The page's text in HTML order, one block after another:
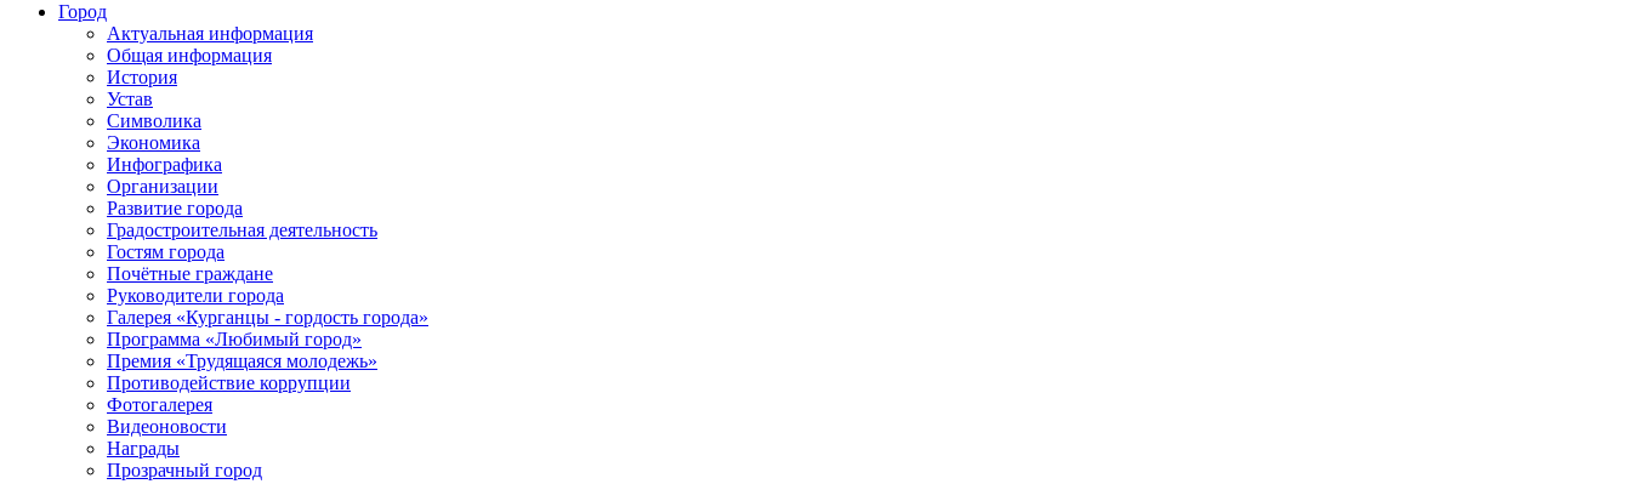
Город
Актуальная информация
Общая информация
История
Устав
Символика
Экономика
Инфографика
Организации
Развитие города
Градостроительная деятельность
Гостям города
Почётные граждане
Руководители города
Галерея «Курганцы - гордость города»
Программа «Любимый город»
Премия «Трудящаяся молодежь»
Противодействие коррупции
Фотогалерея
Видеоновости
Награды
Прозрачный город